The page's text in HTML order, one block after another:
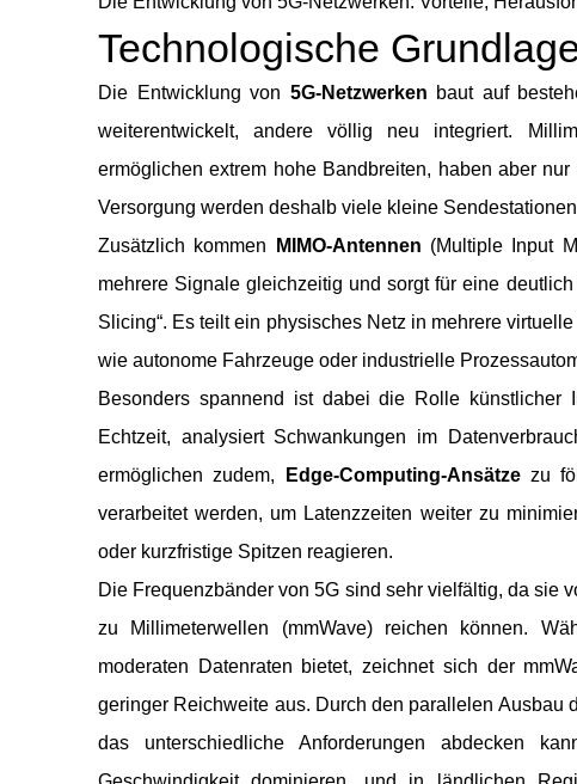
Technologische
Die Entwicklung von 5G-Netzwerken baut auf
weiterentwickelt, andere völlig neu integriert.
ermöglichen extrem hohe Bandbreiten, haben aber
Versorgung werden deshalb viele kleine
Zusätzlich kommen
MIMO-Antennen (Multiple Input
mehrere Signale gleichzeitig und sorgt für eine
Slicing“. Es teilt ein physisches Netz in mehrere
wie autonome Fahrzeuge oder industrielle
Besonders spannend ist dabei die Rolle künstlicher
Echtzeit, analysiert Schwankungen im
ermöglichen zudem, Edge-Computing-Ansätzezu
verarbeitet werden, um Latenzzeiten weiter zu
oder kurzfristige Spitzen reagieren.
Die Frequenzbänder von 5G sind sehr vielfältig, da sie
zu Millimeterwellen (mmWave) reichen können.
moderaten Datenraten bietet, zeichnet sich der
geringer Reichweite aus. Durch den parallelen Ausbau
das unterschiedliche Anforderungen abdecken